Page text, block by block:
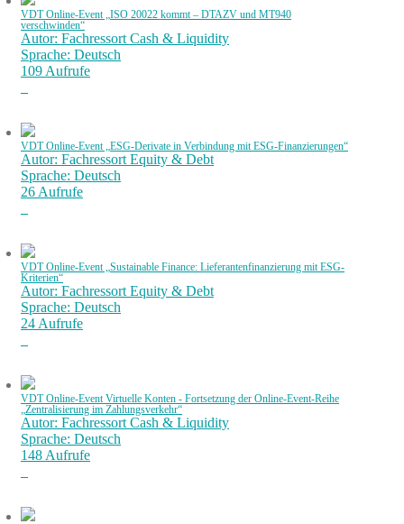
VDT Online-Event „ISO 20022 kommt – DTAZV und MT940
verschwinden“
Autor: Fachressort Cash & Liquidity
Sprache: Deutsch
109 Aufrufe
VDT Online-Event „ESG-Derivate in Verbindung mit ESG-Finanzierungen“
Autor: Fachressort Equity & Debt
Sprache: Deutsch
26 Aufrufe
VDT Online-Event „Sustainable Finance: Lieferantenfinanzierung mit ESG-
Kriterien“
Autor: Fachressort Equity & Debt
Sprache: Deutsch
24 Aufrufe
VDT Online-Event Virtuelle Konten - Fortsetzung der Online-Event-Reihe
„Zentralisierung im Zahlungsverkehr“
Autor: Fachressort Cash & Liquidity
Sprache: Deutsch
148 Aufrufe